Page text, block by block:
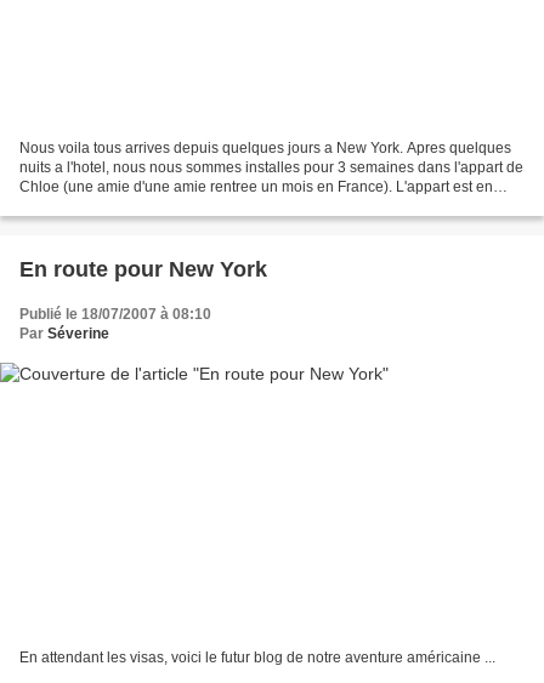
Nous voila tous arrives depuis quelques jours a New York. Apres quelques
nuits a l'hotel, nous nous sommes installes pour 3 semaines dans l'appart de
Chloe (une amie d'une amie rentree un mois en France). L'appart est en
En route pour New York
Publié le 18/07/2007 à 08:10
Par Séverine
En attendant les visas, voici le futur blog de notre aventure américaine ...